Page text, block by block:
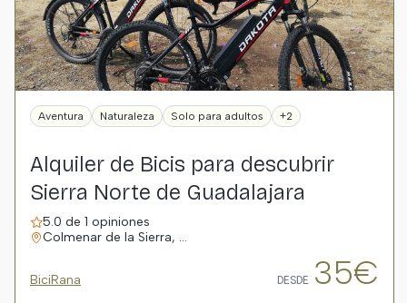
Aventura Naturaleza Solo para adultos +2
Alquiler de Bicis para descubrir
Sierra Norte de Guadalajara
5.0 de 1 opiniones
Colmenar de la Sierra, …
BiciRana DESDE 35€